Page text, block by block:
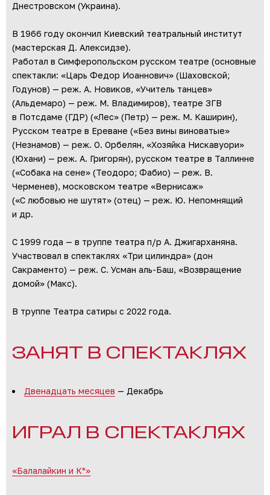
Днестровском (Украина).
В 1966 году окончил Киевский театральный институт
(мастерская Д. Алексидзе).
Работал в Симферопольском русском театре (основные
спектакли: «Царь Федор Иоаннович» (Шаховской;
Годунов) — реж. А. Новиков, «Учитель танцев»
(Альдемаро) — реж. М. Владимиров), театре ЗГВ
в Потсдаме (ГДР) («Лес» (Петр) — реж. М. Каширин),
Русском театре в Ереване («Без вины виноватые»
(Незнамов) — реж. О. Орбелян, «Хозяйка Нискавуори»
(Юхани) — реж. А. Григорян), русском театре в Таллинне
(«Собака на сене» (Теодоро; Фабио) — реж. В.
Черменев), московском театре «Вернисаж»
(«С любовью не шутят» (отец) — реж. Ю. Непомнящий
и др.
С 1999 года — в труппе театра п/р А. Джигарханяна.
Участвовал в спектаклях «Три цилиндра» (дон
Сакраменто) — реж. С. Усман аль-Баш, «Возвращение
домой» (Макс).
В труппе Театра сатиры с 2022 года.
ЗАНЯТ В СПЕКТАКЛЯХ
Двенадцать месяцев — Декабрь
ИГРАЛ В СПЕКТАКЛЯХ
«Балалайкин и К°»